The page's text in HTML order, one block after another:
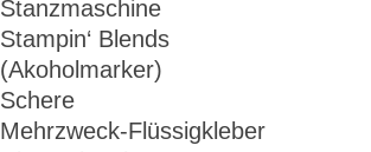
Stanzmaschine
Stampin‘ Blends
(Akoholmarker)
Schere
Mehrzweck-Flüssigkleber